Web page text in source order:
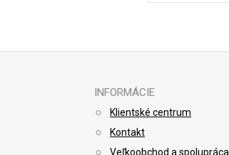
INFORMÁCIE
Klientské centrum
Kontakt
Veľkoobchod a spolupráca